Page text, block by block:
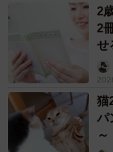
──自分で交換で
ょうか。
一般の方がご自
スとして、天井
るシーリングラ
2
2
せ
猫
パ